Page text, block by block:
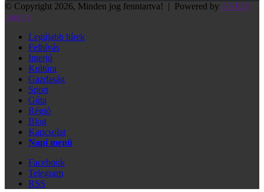
© Copyright 2026, Minden jog fenntartva! | Powered by AKRIS
agency
Legújabb hírek
Felhívás
Interjú
Kultúra
Gazdaság
Sport
Gúta
Régió
Blog
Kapcsolat
Napi menü
Facebook
Telegram
RSS